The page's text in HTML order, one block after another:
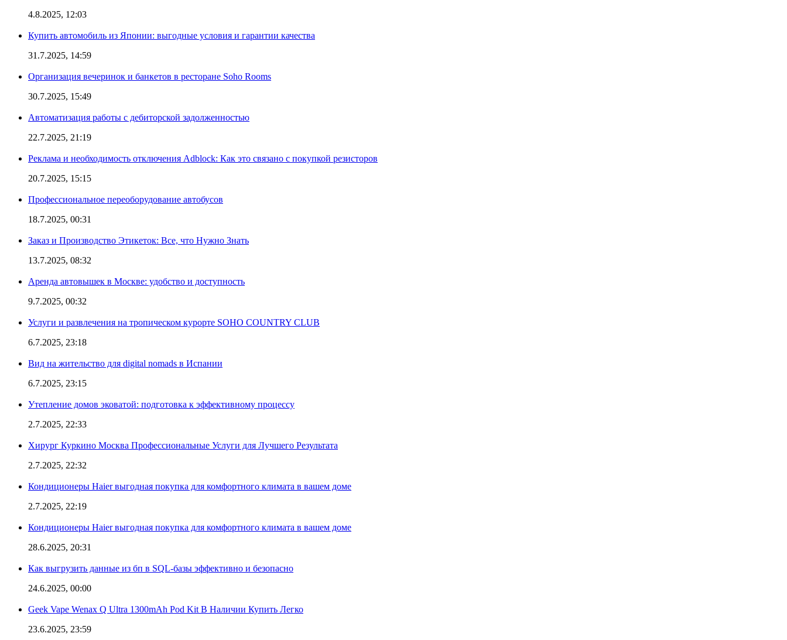
4.8.2025, 12:03
Купить автомобиль из Японии: выгодные условия и гарантии качества
31.7.2025, 14:59
Организация вечеринок и банкетов в ресторане Soho Rooms
30.7.2025, 15:49
Автоматизация работы с дебиторской задолженностью
22.7.2025, 21:19
Реклама и необходимость отключения Adblock: Как это связано с покупкой резисторов
20.7.2025, 15:15
Профессиональное переоборудование автобусов
18.7.2025, 00:31
Заказ и Производство Этикеток: Все, что Нужно Знать
13.7.2025, 08:32
Аренда автовышек в Москве: удобство и доступность
9.7.2025, 00:32
Услуги и развлечения на тропическом курорте SOHO COUNTRY CLUB
6.7.2025, 23:18
Вид на жительство для digital nomads в Испании
6.7.2025, 23:15
Утепление домов эковатой: подготовка к эффективному процессу
2.7.2025, 22:33
Хирург Куркино Москва Профессиональные Услуги для Лучшего Результата
2.7.2025, 22:32
Кондиционеры Haier выгодная покупка для комфортного климата в вашем доме
2.7.2025, 22:19
Кондиционеры Haier выгодная покупка для комфортного климата в вашем доме
28.6.2025, 20:31
Как выгрузить данные из бп в SQL-базы эффективно и безопасно
24.6.2025, 00:00
Geek Vape Wenax Q Ultra 1300mAh Pod Kit В Наличии Купить Легко
23.6.2025, 23:59